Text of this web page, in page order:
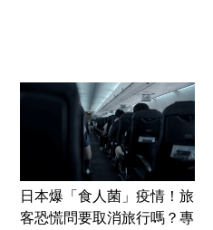
日本爆「食人菌」疫情！旅
客恐慌問要取消旅行嗎？專